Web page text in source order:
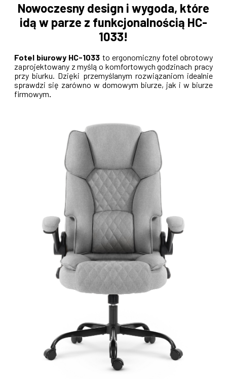
Nowoczesny design i wygoda, które
idą w parze z funkcjonalnością HC-
1033!
Fotel biurowy HC-1033 to ergonomiczny fotel obrotowy
zaprojektowany z myślą o komfortowych godzinach pracy
przy biurku. Dzięki przemyślanym rozwiązaniom idealnie
sprawdzi się zarówno w domowym biurze, jak i w biurze
firmowym.